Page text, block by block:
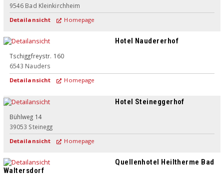
Superior
9546 Bad Kleinkirchheim
Detailansicht Homepage
Superior
Hotel Naudererhof
Tschiggfreystr. 160
6543 Nauders
Detailansicht Homepage
Hotel Steineggerhof
Bühlweg 14
39053 Steinegg
Detailansicht Homepage
Quellenhotel Heiltherme Bad
Waltersdorf